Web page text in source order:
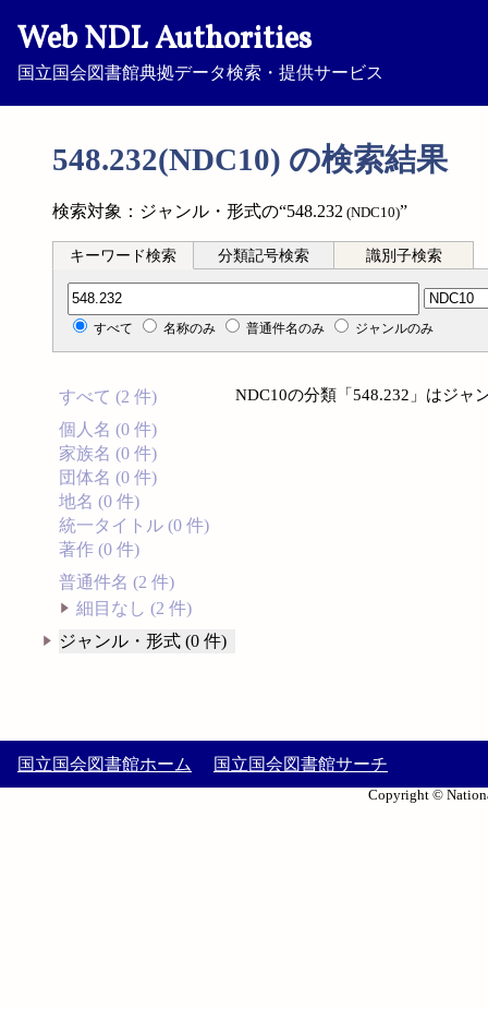
Web NDL Authorities
国立国会図書館典拠データ検索・提供サービス
548.232(NDC10) の検索結果
検索対象：ジャンル・形式の“548.232 (NDC10)”
キーワード検索 分類記号検索 識別子検索
分類記号検索
すべて 名称のみ 普通件名のみ ジャンルのみ
すべて (2 件)
個人名 (0 件)
家族名 (0 件)
団体名 (0 件)
地名 (0 件)
統一タイトル (0 件)
著作 (0 件)
普通件名 (2 件)
細目なし (2 件)
ジャンル・形式 (0 件)
NDC10の分類「548.232」はジャ
国立国会図書館ホーム 国立国会図書館サーチ
Copyright ©